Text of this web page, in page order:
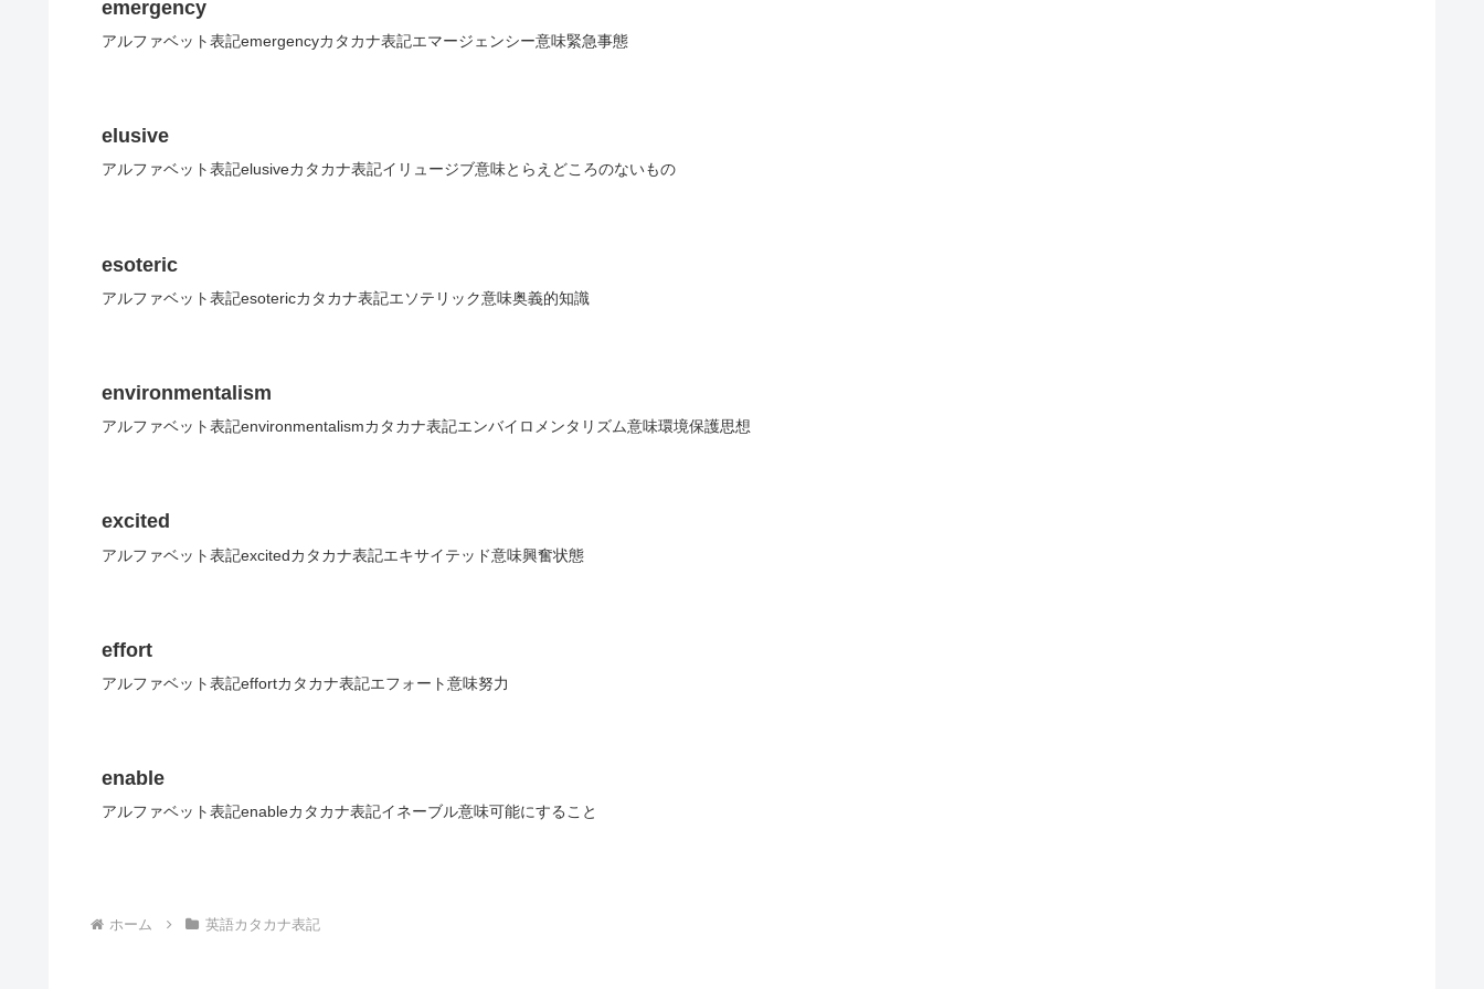
emergency
アルファベット表記emergencyカタカナ表記エマージェンシー意味緊急事態
elusive
アルファベット表記elusiveカタカナ表記イリュージブ意味とらえどころのないもの
esoteric
アルファベット表記esotericカタカナ表記エソテリック意味奥義的知識
environmentalism
アルファベット表記environmentalismカタカナ表記エンバイロメンタリズム意味環境保護思想
excited
アルファベット表記excitedカタカナ表記エキサイテッド意味興奮状態
effort
アルファベット表記effortカタカナ表記エフォート意味努力
enable
アルファベット表記enableカタカナ表記イネーブル意味可能にすること
ホーム 英語カタカナ表記